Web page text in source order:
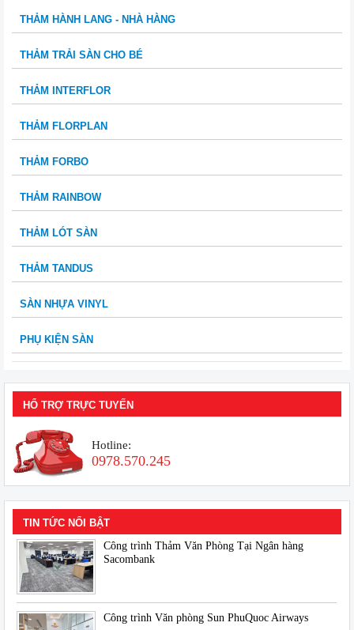
THẢM HÀNH LANG - NHÀ HÀNG
THẢM TRẢI SÀN CHO BÉ
THẢM INTERFLOR
THẢM FLORPLAN
THẢM FORBO
THẢM RAINBOW
THẢM LÓT SÀN
THẢM TANDUS
SÀN NHỰA VINYL
PHỤ KIỆN SÀN
HỔ TRỢ TRỰC TUYẾN
Hotline:
0978.570.245
TIN TỨC NỔI BẬT
Công trình Thảm Văn Phòng Tại Ngân hàng
Sacombank
Công trình Văn phòng Sun PhuQuoc Airways